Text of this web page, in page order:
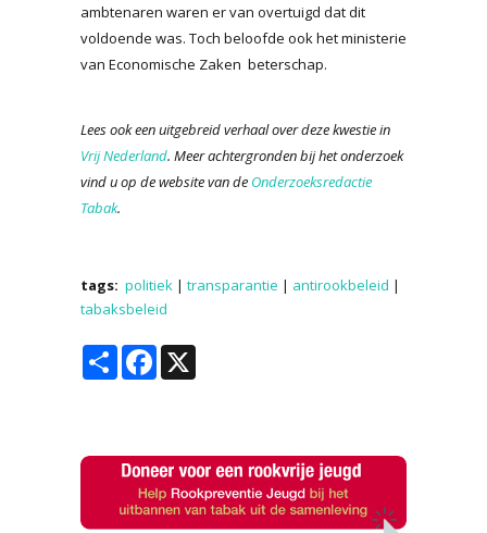
ambtenaren waren er van overtuigd dat dit
voldoende was. Toch beloofde ook het ministerie
van Economische Zaken beterschap.
Lees ook een uitgebreid verhaal over deze kwestie in
Vrij Nederland. Meer achtergronden bij het onderzoek
vind u op de website van de Onderzoeksredactie
Tabak.
tags: politiek | transparantie | antirookbeleid |
tabaksbeleid
Share Facebook